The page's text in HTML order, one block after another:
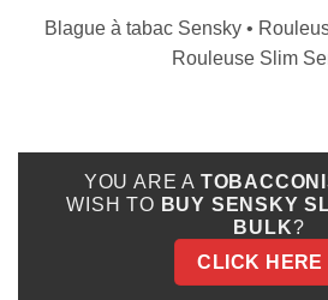
Blague à tabac Sensky •
Rouleuse Slim
YOU ARE A
WISH TO BUY SENSKY
BULK?
CLICK HERE